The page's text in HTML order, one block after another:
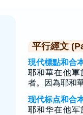
平行經文
現代標點和合
耶和華在他軍
者。因為耶和
现代标点和合
耶和华在他军